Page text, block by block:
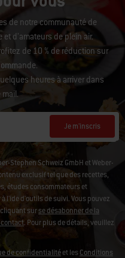
de notre communauté de
d’amateurs de plein air.
de 10 % de réduction sur
heures à arriver dans
mail.
Je m'inscris
Stephen Schweiz GmbH et Weber-
exclusif tel que des recettes,
études consommateurs et
l'ide d'outils de suivi. Vous pouvez
surse désabonner de la
. Pour plus de détails, veuillez
de confidentialitéet lesConditions